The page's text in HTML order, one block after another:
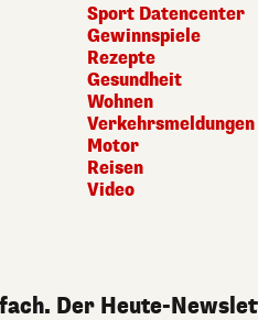
Sport Datencenter
Gewinnspiele
Rezepte
Gesundheit
Wohnen
Verkehrsmeldungen
Motor
Reisen
Video
Der Heute-